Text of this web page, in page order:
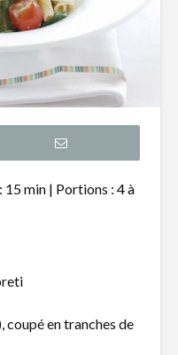
15 min | Portions : 4 à
coupé en tranches de
de
pizza,